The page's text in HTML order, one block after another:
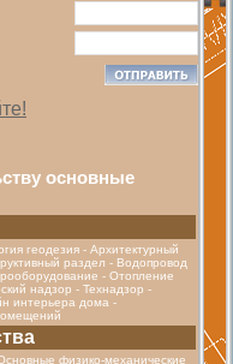
основные
геодезия - Архитектурный
раздел - Водопровод
- Отопление
надзор - Технадзор -
интерьера дома -
физико-механические